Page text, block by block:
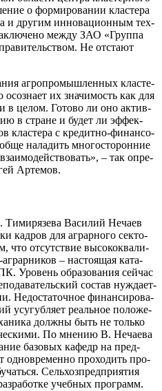
о фор­ми­ро­ва­нии кла­сте­ра
и дру­гим инно­ва­ци­он­ным тех­
меж­ду ЗАО «Груп­па
Не отста­ют
агро­про­мыш­лен­ных кла­сте­
осо­зна­ет их зна­чи­мость как для
в целом. Гото­во ли оно актив­
в стране и будет ли эффек­
клас­тера с кре­дит­но-финан­со­
нала­дить мно­го­сто­рон­ние
– так опре­
Артемов.
Васи­лий Неча­ев
кад­ров для аграр­но­го сек­то­
что отсут­ствие высо­ко­ква­ли­
– насто­я­щая ката­
Уро­вень обра­зо­ва­ния сей­час
состав нуж­да­ет­
Недос­таточное финан­си­ро­ва­
усу­губ­ля­ет реаль­ное поло­же­
долж­ны быть не толь­ко
По мне­нию В. Неча­е­ва
базо­вых кафедр на пред­
одно­вре­мен­но про­хо­дить про­
Сель­хоз­пред­при­я­тия
учеб­ных программ.